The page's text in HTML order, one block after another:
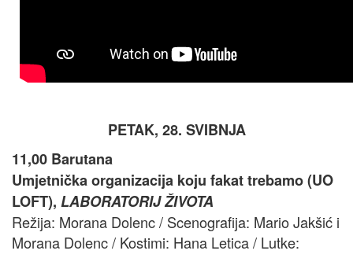
PETAK, 28. SVIBNJA
11,00 Barutana
Umjetnička organizacija koju fakat trebamo (UO
LOFT), LABORATORIJ ŽIVOTA
Režija: Morana Dolenc / Scenografija: Mario Jakšić i
Morana Dolenc / Kostimi: Hana Letica / Lutke: